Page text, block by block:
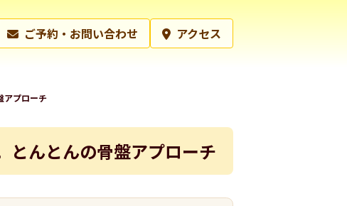
ご予約・お問い合わせ アクセス
アプローチ
とんとんの骨盤アプローチ